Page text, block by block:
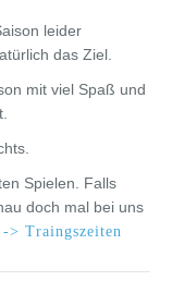
leider
das Ziel.
mit viel Spaß und
Spielen. Falls
doch mal bei uns
-> Traingszeiten